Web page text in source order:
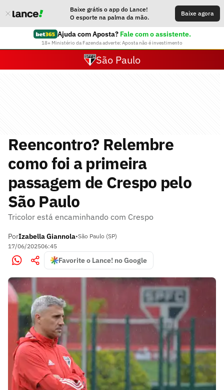
Baixe grátis o app do Lance!
O esporte na palma da mão.
Baixe agora
Ajuda com Aposta? Fale com o assistente.
18+ Ministério da Fazenda adverte: Aposta não é investimento
São Paulo
Reencontro? Relembre
como foi a primeira
passagem de Crespo pelo
São Paulo
Tricolor está encaminhando com Crespo
PorIzabella Giannola•São Paulo (SP)
17/06/202506:45
Favorite o Lance! no Google